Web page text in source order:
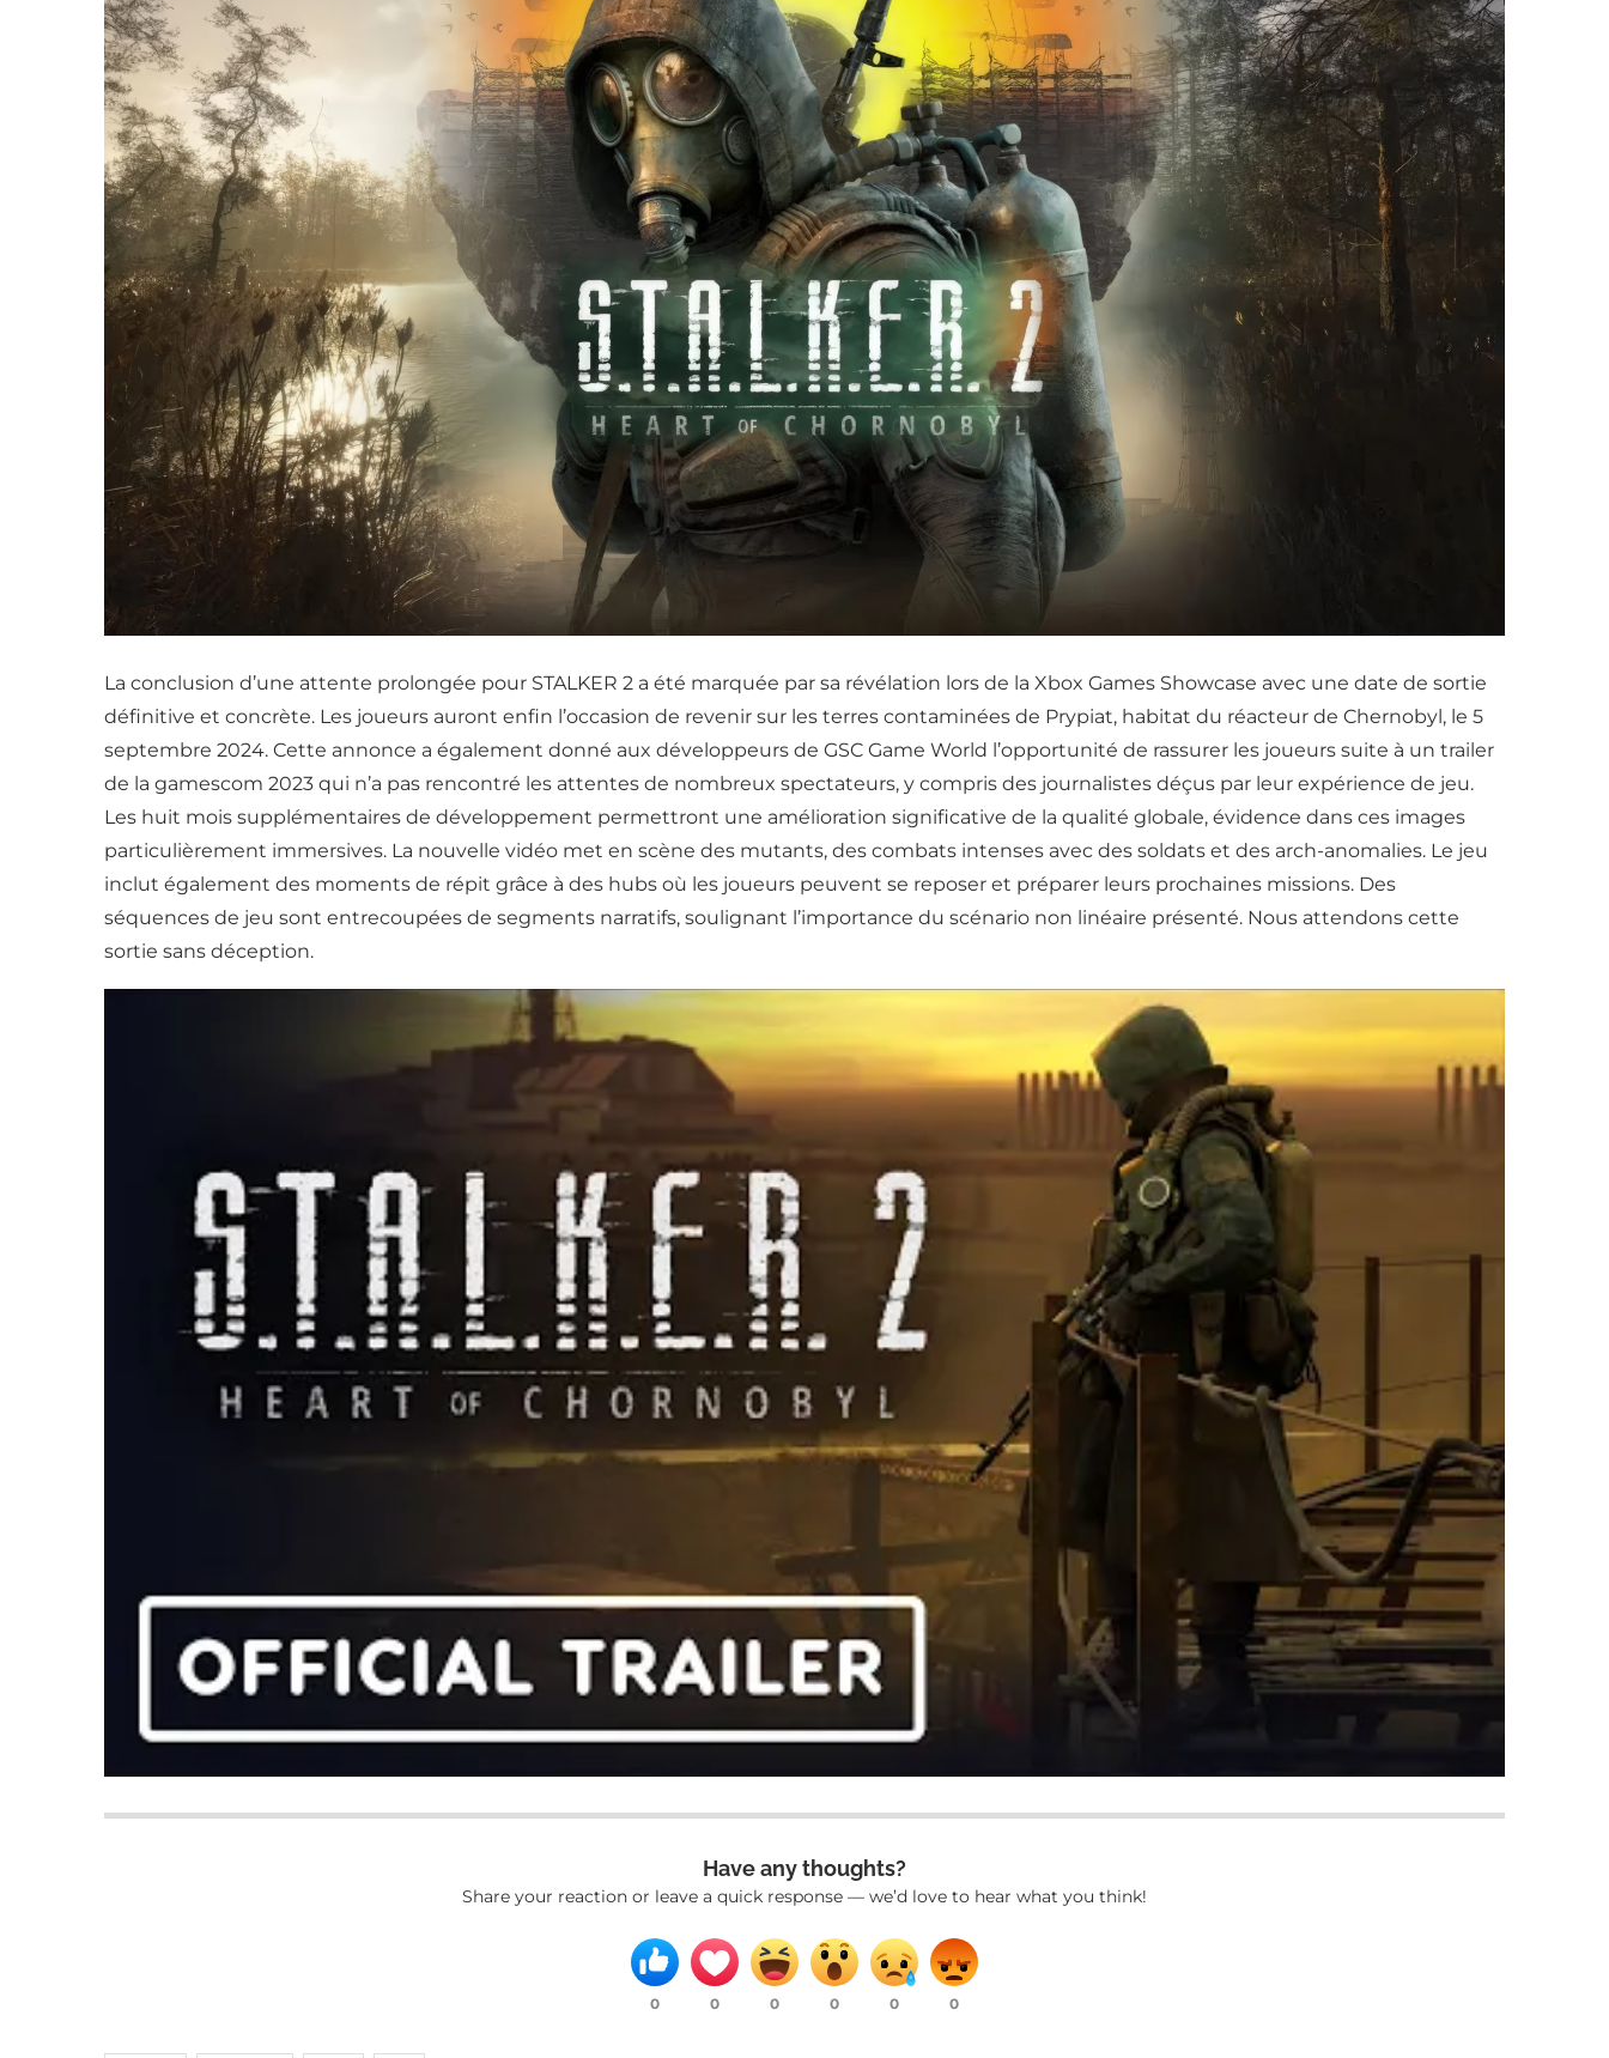
La conclusion d’une attente prolongée pour STALKER 2 a été marquée par sa révélation lors de la Xbox Games Showcase avec une date de sortie
définitive et concrète. Les joueurs auront enfin l’occasion de revenir sur les terres contaminées de Prypiat, habitat du réacteur de Chernobyl, le 5
septembre 2024. Cette annonce a également donné aux développeurs de GSC Game World l’opportunité de rassurer les joueurs suite à un trailer
de la gamescom 2023 qui n’a pas rencontré les attentes de nombreux spectateurs, y compris des journalistes déçus par leur expérience de jeu.
Les huit mois supplémentaires de développement permettront une amélioration significative de la qualité globale, évidence dans ces images
particulièrement immersives. La nouvelle vidéo met en scène des mutants, des combats intenses avec des soldats et des arch-anomalies. Le jeu
inclut également des moments de répit grâce à des hubs où les joueurs peuvent se reposer et préparer leurs prochaines missions. Des
séquences de jeu sont entrecoupées de segments narratifs, soulignant l’importance du scénario non linéaire présenté. Nous attendons cette
sortie sans déception.
Have any thoughts?
Share your reaction or leave a quick response — we’d love to hear what you think!
0 0 0 0 0 0